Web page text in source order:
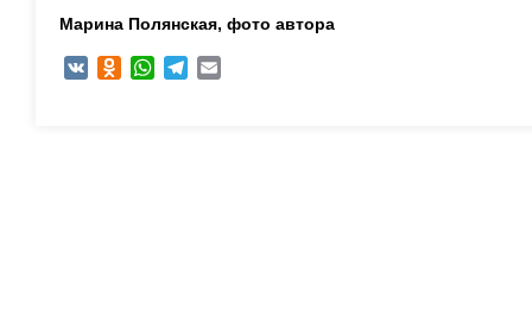
Марина Полянская, фото автора
VK Odnoklassniki
WhatsAppTelegram